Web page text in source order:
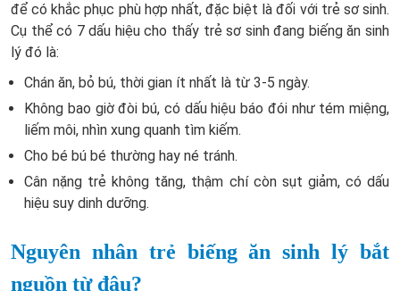
để có khắc phục phù hợp nhất, đặc biệt là đối với trẻ sơ sinh.
Cụ thể có 7 dấu hiệu cho thấy trẻ sơ sinh đang biếng ăn sinh
lý đó là:
Chán ăn, bỏ bú, thời gian ít nhất là từ 3-5 ngày.
Không bao giờ đòi bú, có dấu hiệu báo đói như tém miệng,
liếm môi, nhìn xung quanh tìm kiếm.
Cho bé bú bé thường hay né tránh.
Cân nặng trẻ không tăng, thậm chí còn sụt giảm, có dấu
hiệu suy dinh dưỡng.
Nguyên nhân trẻ biếng ăn sinh lý bắt
nguồn từ đâu?